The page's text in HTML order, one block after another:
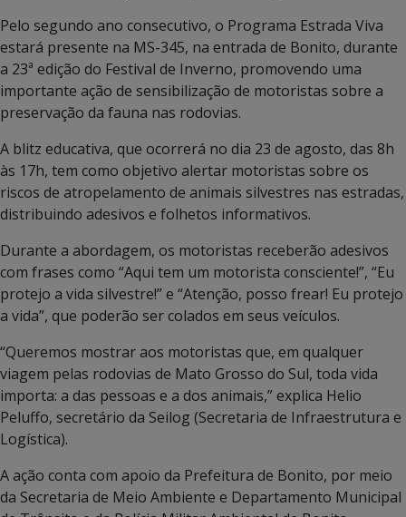
Pelo segundo ano consecutivo, o Programa Estrada Viva
estará presente na MS-345, na entrada de Bonito, durante
a 23ª edição do Festival de Inverno, promovendo uma
importante ação de sensibilização de motoristas sobre a
preservação da fauna nas rodovias.
A blitz educativa, que ocorrerá no dia 23 de agosto, das 8h
às 17h, tem como objetivo alertar motoristas sobre os
riscos de atropelamento de animais silvestres nas estradas,
distribuindo adesivos e folhetos informativos.
Durante a abordagem, os motoristas receberão adesivos
com frases como “Aqui tem um motorista consciente!”, “Eu
protejo a vida silvestre!” e “Atenção, posso frear! Eu protejo
a vida”, que poderão ser colados em seus veículos.
“Queremos mostrar aos motoristas que, em qualquer
viagem pelas rodovias de Mato Grosso do Sul, toda vida
importa: a das pessoas e a dos animais,” explica Helio
Peluffo, secretário da Seilog (Secretaria de Infraestrutura e
Logística).
A ação conta com apoio da Prefeitura de Bonito, por meio
da Secretaria de Meio Ambiente e Departamento Municipal